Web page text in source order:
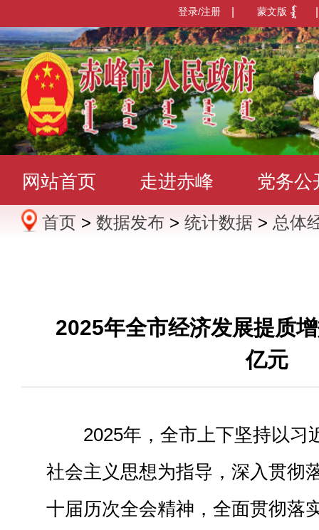
蒙文版
登录/注册
网站首页 走进赤峰 党务公
办事服务 政民互动 数据发
首页 > 数据发布 > 统计数据 > 总体
2025年全市经济发展提质
亿元
2025年，全市上下坚持以习
社会主义思想为指导，深入贯彻
十届历次全会精神，全面贯彻落